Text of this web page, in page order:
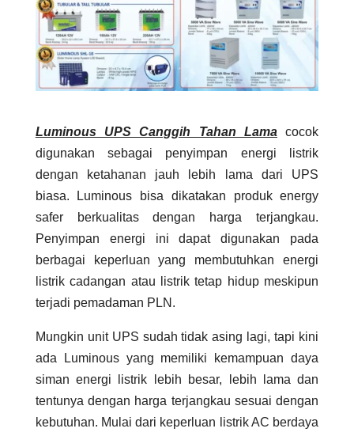
Luminous UPS Canggih Tahan Lamacocok
digunakan sebagai penyimpan energi listrik
dengan ketahanan jauh lebih lama dari UPS
biasa. Luminous bisa dikatakan produk energy
safer berkualitas dengan harga terjangkau.
Penyimpan energi ini dapat digunakan pada
berbagai keperluan yang membutuhkan energi
listrik cadangan atau listrik tetap hidup meskipun
terjadi pemadaman PLN.
Mungkin unit UPS sudah tidak asing lagi, tapi kini
ada Luminous yang memiliki kemampuan daya
siman energi listrik lebih besar, lebih lama dan
tentunya dengan harga terjangkau sesuai dengan
kebutuhan. Mulai dari keperluan listrik AC berdaya